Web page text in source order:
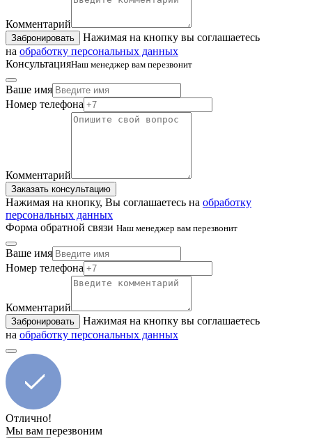
Комментарий
Забронировать
Нажимая на кнопку вы соглашаетесь
на обработку персональных данных
КонсультацияНаш менеджер вам перезвонит
Ваше имя
Номер телефона
Комментарий
Заказать консультацию
Нажимая на кнопку, Вы соглашаетесь на обработку
персональных данных
Форма обратной связи Наш менеджер вам перезвонит
Ваше имя
Номер телефона
Комментарий
Забронировать
Нажимая на кнопку вы соглашаетесь
на обработку персональных данных
Отлично!
Мы вам перезвоним